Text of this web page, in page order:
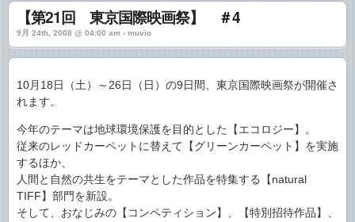
【第21回 東京国際映画祭】 ＃4
9月 24th, 2008 @ 04:00 am › muvio
10月18日（土）～26日（日）の9日間、東京国際映画祭が開催さ
れます。
今年のテーマは地球環境保護を目的とした【エコロジー】。
従来のレッドカーペットに替えて【グリーンカーペット】を実施
するほか、
人間と自然の共生をテーマとした作品を特集する【natural
TIFF】部門を新設。
そして、おなじみの【コンペティション】、【特別招待作品】、